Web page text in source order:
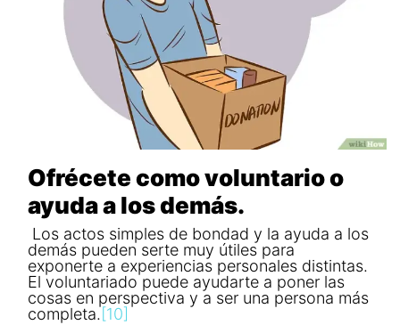
Ofrécete como voluntario o
ayuda a los demás.
Los actos simples de bondad y la ayuda a los
demás pueden serte muy útiles para
exponerte a experiencias personales distintas.
El voluntariado puede ayudarte a poner las
cosas en perspectiva y a ser una persona más
completa. [10]